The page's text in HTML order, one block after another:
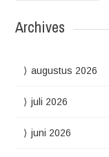
Archives
augustus 2026
juli 2026
juni 2026